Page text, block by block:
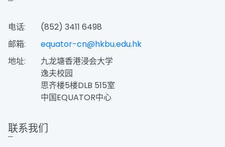
电话:
(852) 3411 6498
邮箱:
equator-cn@hkbu.edu.hk
地址:
九龙塘香港浸会大学
逸夫校园
思齐楼5楼DLB 515室
中国EQUATOR中心
联系我们